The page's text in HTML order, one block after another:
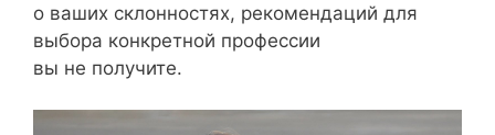
о ваших склонностях, рекомендаций для
выбора конкретной профессии
вы не получите.